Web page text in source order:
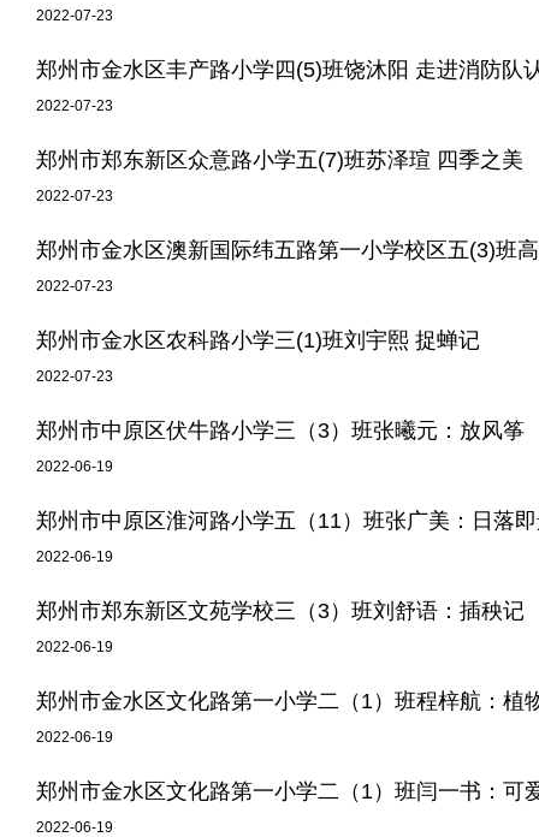
2022-07-23
郑州市金水区丰产路小学四(5)班饶沐阳 走进消防队
2022-07-23
郑州市郑东新区众意路小学五(7)班苏泽瑄 四季之美
2022-07-23
郑州市金水区澳新国际纬五路第一小学校区五(3)班
2022-07-23
郑州市金水区农科路小学三(1)班刘宇熙 捉蝉记
2022-07-23
郑州市中原区伏牛路小学三（3）班张曦元：放风筝
2022-06-19
郑州市中原区淮河路小学五（11）班张广美：日落
2022-06-19
郑州市郑东新区文苑学校三（3）班刘舒语：插秧记
2022-06-19
郑州市金水区文化路第一小学二（1）班程梓航：植
2022-06-19
郑州市金水区文化路第一小学二（1）班闫一书：可
2022-06-19